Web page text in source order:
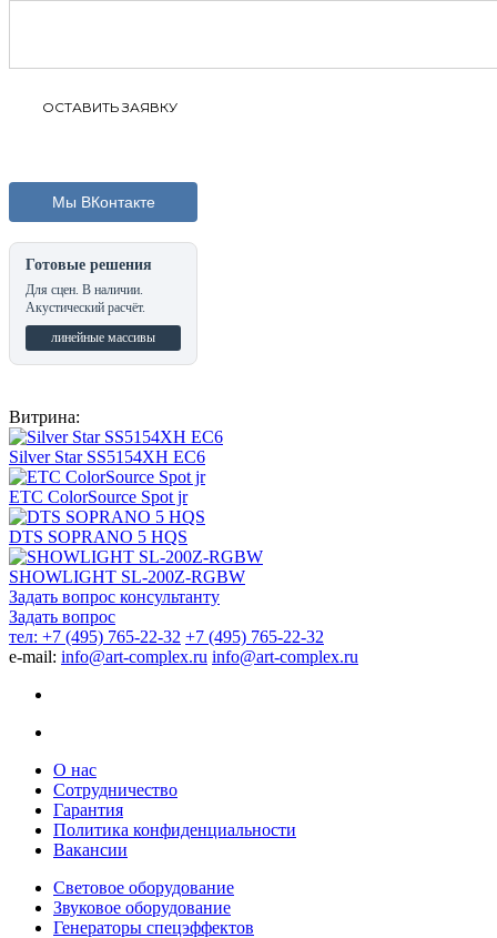
Мы ВКонтакте
Готовые решения
Для сцен. В наличии.
Акустический расчёт.
линейные массивы
Витрина:
Silver Star SS5154XH EC6
ETC ColorSource Spot jr
DTS SOPRANO 5 HQS
SHOWLIGHT SL-200Z-RGBW
Задать вопрос консультанту
Задать вопрос
тел: +7 (495) 765-22-32 +7 (495) 765-22-32
e-mail: info@art-complex.ru info@art-complex.ru
О нас
Сотрудничество
Гарантия
Политика конфиденциальности
Вакансии
Световое оборудование
Звуковое оборудование
Генераторы спецэффектов